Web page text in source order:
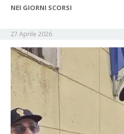
NEI GIORNI SCORSI
27 Aprile 2026